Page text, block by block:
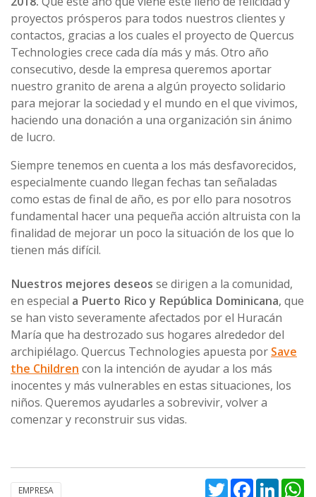
proyectos prósperos para todos nuestros clientes y
contactos, gracias a los cuales el proyecto de Quercus
Technologies crece cada día más y más. Otro año
consecutivo, desde la empresa queremos aportar
nuestro granito de arena a algún proyecto solidario
para mejorar la sociedad y el mundo en el que vivimos,
haciendo una donación a una organización sin ánimo
de lucro.
Siempre tenemos en cuenta a los más desfavorecidos,
especialmente cuando llegan fechas tan señaladas
como estas de final de año, es por ello para nosotros
fundamental hacer una pequeña acción altruista con la
finalidad de mejorar un poco la situación de los que lo
tienen más difícil.
Nuestros mejores deseos se dirigen a la comunidad,
en especial a Puerto Rico y República Dominicana, que
se han visto severamente afectados por el Huracán
María que ha destrozado sus hogares alrededor del
archipiélago. Quercus Technologies apuesta por Save
the Children con la intención de ayudar a los más
inocentes y más vulnerables en estas situaciones, los
niños. Queremos ayudarles a sobrevivir, volver a
comenzar y reconstruir sus vidas.
EMPRESA TwitterFacebook